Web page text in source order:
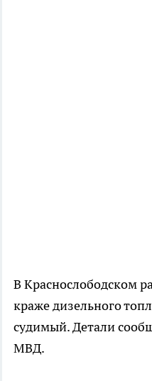
В Краснослободском
краже дизельного
судимый. Детали
МВД.